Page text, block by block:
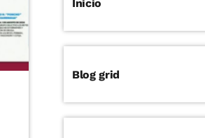
Inicio
Blog grid